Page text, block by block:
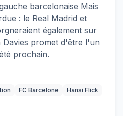
barcelonaise Mais
: le Real Madrid et
également sur
Davies promet d'être l'un
prochain.
FC Barcelone
Hansi Flick